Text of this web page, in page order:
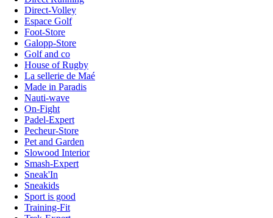
Direct-Volley
Espace Golf
Foot-Store
Galopp-Store
Golf and co
House of Rugby
La sellerie de Maé
Made in Paradis
Nauti-wave
On-Fight
Padel-Expert
Pecheur-Store
Pet and Garden
Slowood Interior
Smash-Expert
Sneak'In
Sneakids
Sport is good
Training-Fit